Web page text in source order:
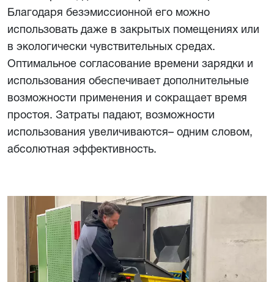
Благодаря безэмиссионной его можно
использовать даже в закрытых помещениях или
в экологически чувствительных средах.
Оптимальное согласование времени зарядки и
использования обеспечивает дополнительные
возможности применения и сокращает время
простоя. Затраты падают, возможности
использования увеличиваются– одним словом,
абсолютная эффективность.